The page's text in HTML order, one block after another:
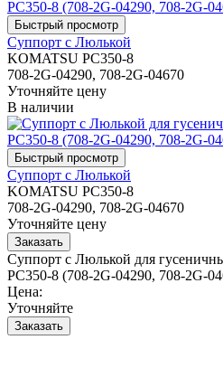
Суппорт с Люлькой
KOMATSU PC350-8
708-2G-04290, 708-2G-04670
Уточняйте цену
В наличии
Суппорт с Люлькой
KOMATSU PC350-8
708-2G-04290, 708-2G-04670
Уточняйте цену
Суппорт с Люлькой для
PC350-8 (708-2G-04290, 708-2G-
Цена:
Уточняйте